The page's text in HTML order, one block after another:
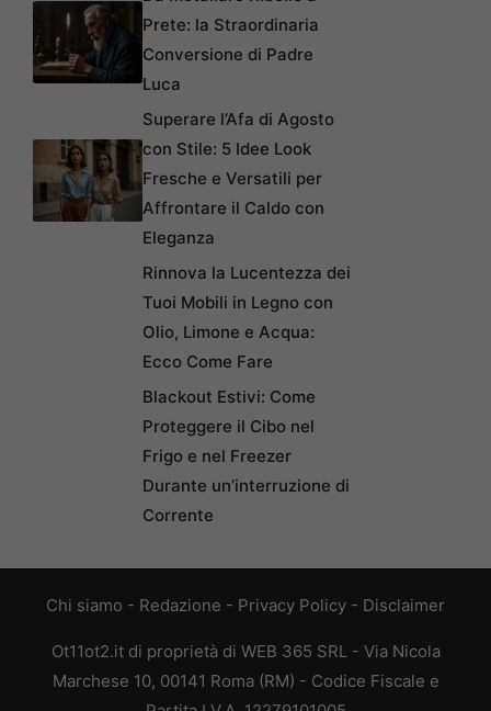
Prete: la Straordinaria
Conversione di Padre
Luca
Superare l’Afa di Agosto
con Stile: 5 Idee Look
Fresche e Versatili per
Affrontare il Caldo con
Eleganza
Rinnova la Lucentezza dei
Tuoi Mobili in Legno con
Olio, Limone e Acqua:
Ecco Come Fare
Blackout Estivi: Come
Proteggere il Cibo nel
Frigo e nel Freezer
Durante un’interruzione di
Corrente
Chi siamo - Redazione - Privacy Policy - Disclaimer
Ot11ot2.it di proprietà di WEB 365 SRL - Via Nicola
Marchese 10, 00141 Roma (RM) - Codice Fiscale e